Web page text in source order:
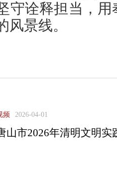
守诠释担当，
风景线。
频 2026-04-01
山市2026年清明文明实